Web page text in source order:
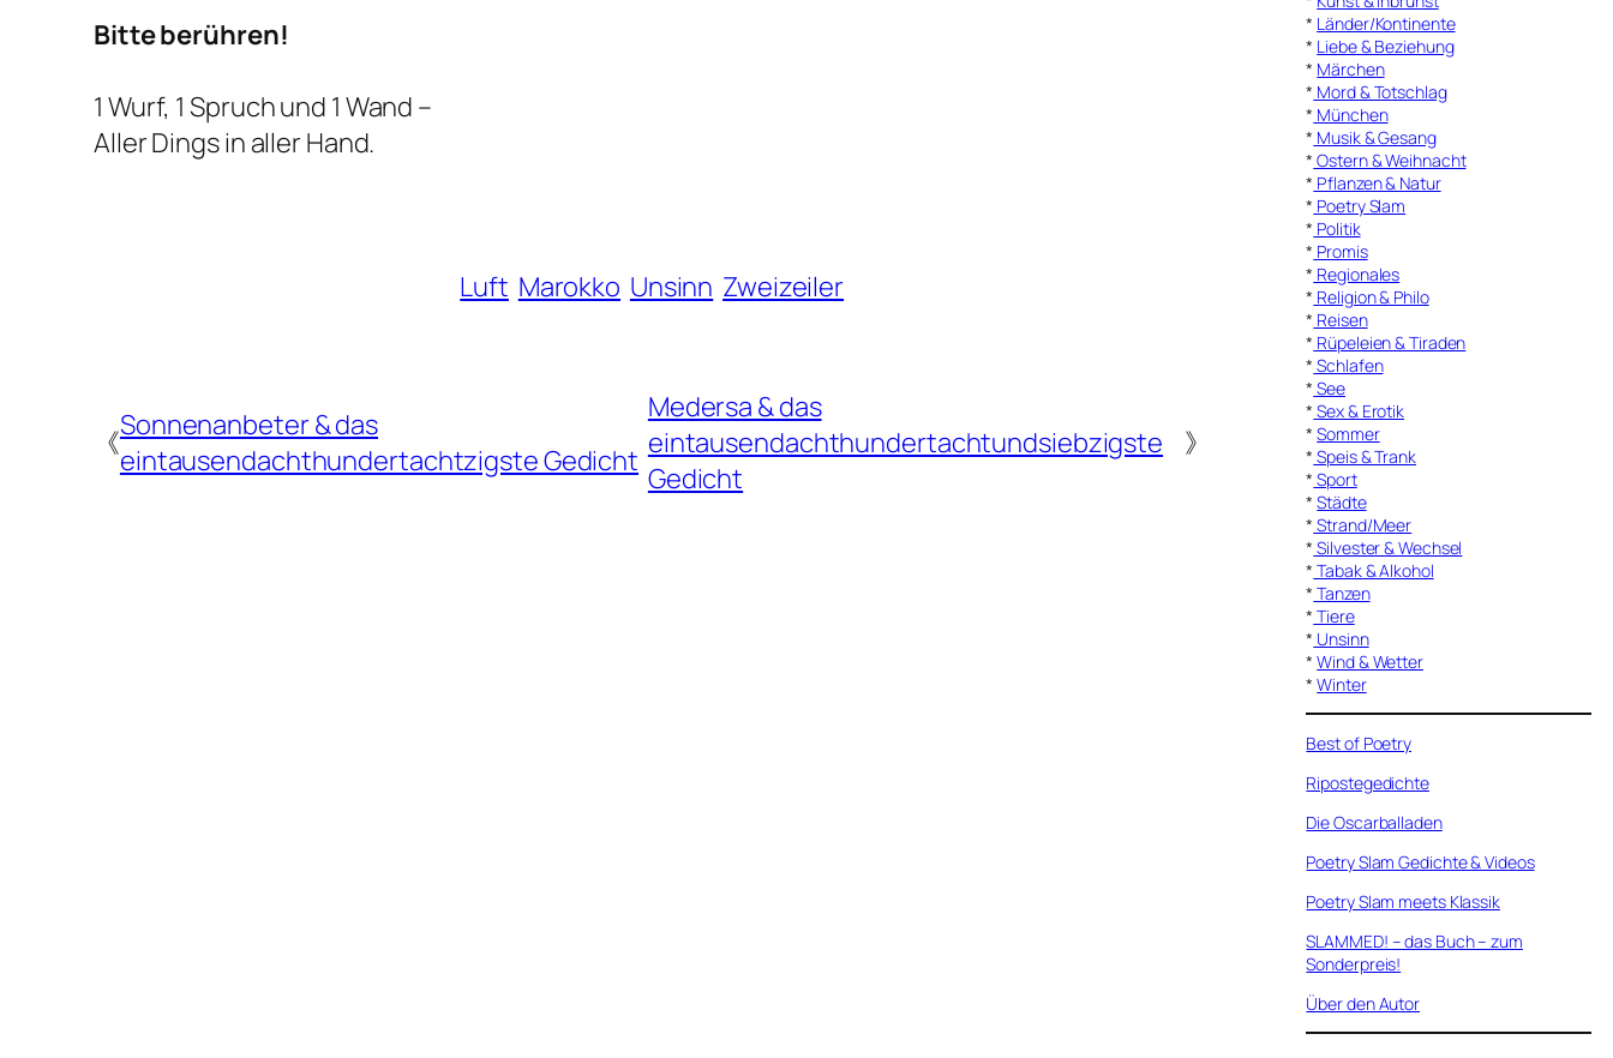
Bitte berühren!
1 Wurf, 1 Spruch und 1 Wand –
Aller Dings in aller Hand.
Luft Marokko Unsinn Zweizeiler
《Sonnenanbeter & das
eintausendachthundertachtzigste Gedicht
Medersa & das
eintausendachthundertachtundsiebzigste
Gedicht
》
* Länder/Kontinente
* Liebe & Beziehung
* Märchen
* Mord & Totschlag
* München
* Musik & Gesang
* Ostern & Weihnacht
* Pflanzen & Natur
* Poetry Slam
* Politik
* Promis
* Regionales
* Religion & Philo
* Reisen
* Rüpeleien & Tiraden
* Schlafen
* See
* Sex & Erotik
*Sommer
* Speis & Trank
* Sport
*Städte
* Strand/Meer
* Silvester & Wechsel
* Tabak & Alkohol
* Tanzen
* Tiere
* Unsinn
*Wind & Wetter
*Winter
Best of Poetry
Ripostegedichte
Die Oscarballaden
Poetry Slam Gedichte & Videos
Poetry Slam meets Klassik
SLAMMED! – das Buch – zum
Sonderpreis!
Über den Autor